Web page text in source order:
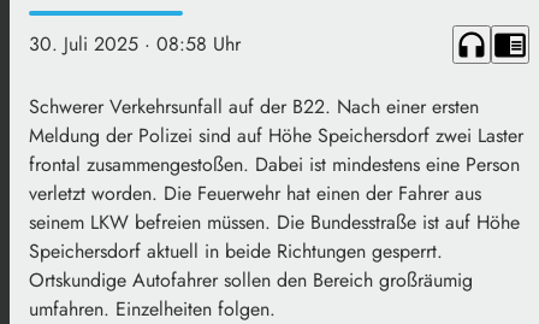
30. Juli 2025 · 08:58 Uhr headphones chrome_reader_mode
Schwerer Verkehrsunfall auf der B22. Nach einer ersten
Meldung der Polizei sind auf Höhe Speichersdorf zwei Laster
frontal zusammengestoßen. Dabei ist mindestens eine Person
verletzt worden. Die Feuerwehr hat einen der Fahrer aus
seinem LKW befreien müssen. Die Bundesstraße ist auf Höhe
Speichersdorf aktuell in beide Richtungen gesperrt.
Ortskundige Autofahrer sollen den Bereich großräumig
umfahren. Einzelheiten folgen.